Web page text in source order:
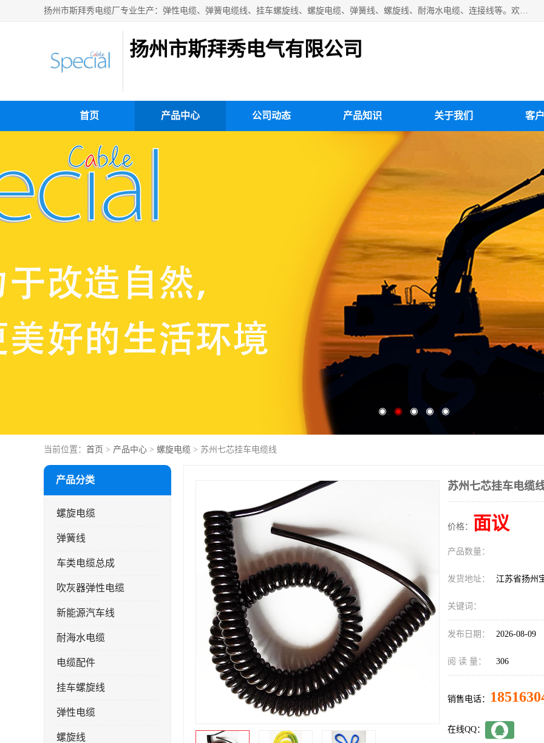
扬州市斯拜秀电缆厂专业生产：弹性电缆、弹簧电缆线、挂车螺旋线、螺旋电缆、弹簧线、螺旋线、耐海水电缆、连接线等。欢迎来电咨询！
扬州市斯拜秀电气有限公司
首页 产品中心 公司动态 产品知识 关于我们 客
当前位置： 首页 > 产品中心 > 螺旋电缆 > 苏州七芯挂车电缆线
产品分类
螺旋电缆
弹簧线
车类电缆总成
吹灰器弹性电缆
新能源汽车线
耐海水电缆
电缆配件
挂车螺旋线
弹性电缆
螺旋线
苏州七芯挂车电缆
价格： 面议
产品数量：
发货地址： 江苏省扬州
关键词：
发布日期： 2026-08-09
阅 读 量： 306
销售电话：
在线QQ：